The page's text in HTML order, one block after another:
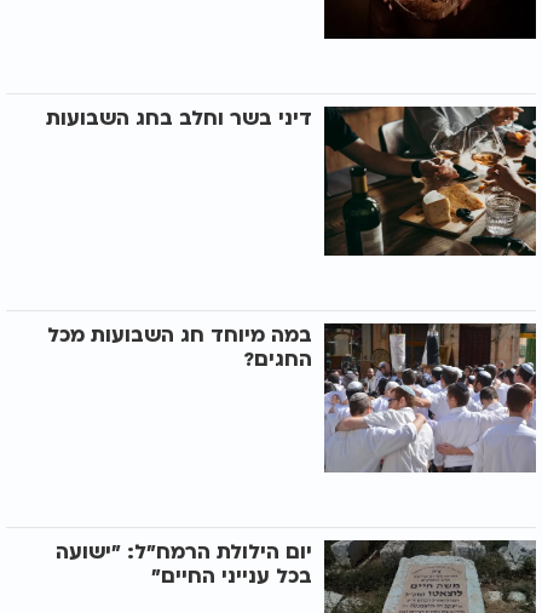
דיני בשר וחלב בחג השבועות
במה מיוחד חג השבועות מכל
החגים?
יום הילולת הרמח"ל: "ישועה
בכל ענייני החיים"